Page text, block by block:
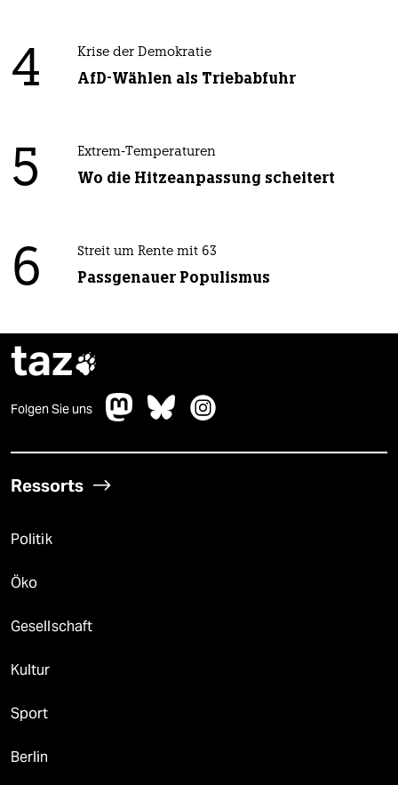
4 Krise der Demokratie
AfD-Wählen als Triebabfuhr
5 Extrem-Temperaturen
Wo die Hitzeanpassung scheitert
6 Streit um Rente mit 63
Passgenauer Populismus
taz
Folgen Sie uns
Ressorts
Politik
Öko
Gesellschaft
Kultur
Sport
Berlin